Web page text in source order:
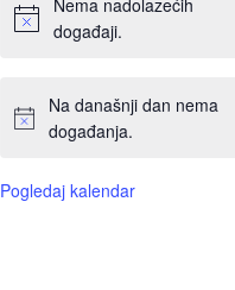
Nema nadolazećih
događaji.
Na današnji dan nema
događanja.
Pogledaj kalendar